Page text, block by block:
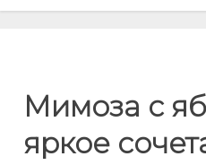
Мимоза с
яркое